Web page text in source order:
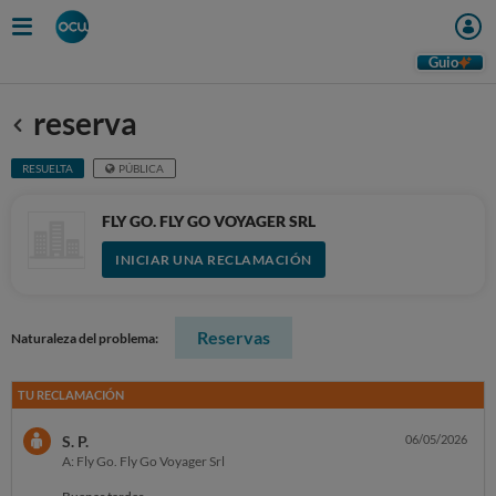
Guio
Anterior
reserva
RESUELTA PÚBLICA
FLY GO. FLY GO VOYAGER SRL
INICIAR UNA RECLAMACIÓN
Naturaleza del problema: Reservas
TU RECLAMACIÓN
S. P.
A: Fly Go. Fly Go Voyager Srl
06/05/2026